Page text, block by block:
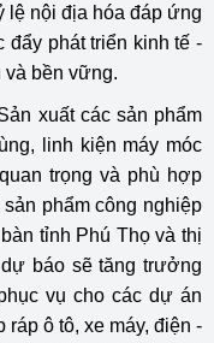
lệ nội địa hóa đáp ứng
đẩy phát triển kinh tế -
và bền vững.
xuất các sản phẩm
linh kiện máy móc
trọng và phù hợp
phẩm công nghiệp
tỉnh Phú Thọ và thị
báo sẽ tăng trưởng
vụ cho các dự án
ráp ô tô, xe máy, điện -